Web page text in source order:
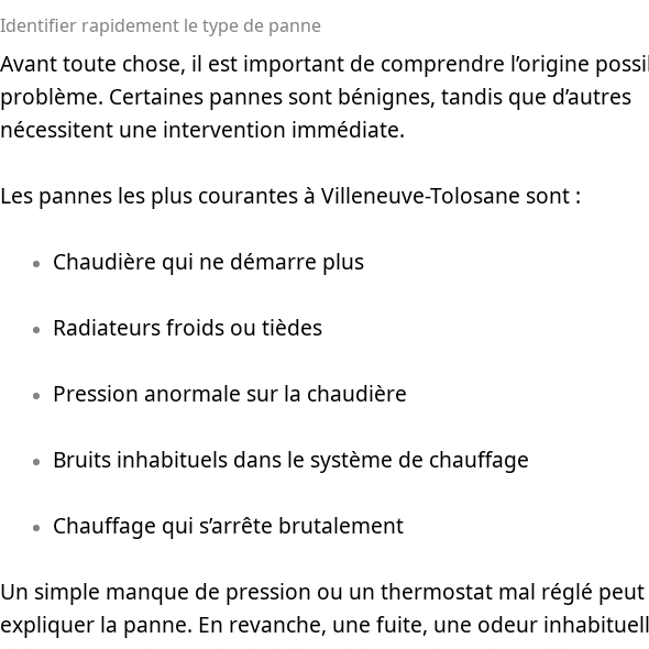
Identifier rapidement le type de panne
Avant toute chose, il est important de comprendre l’origine
problème. Certaines pannes sont bénignes, tandis que d’autres
nécessitent une intervention immédiate.
Les pannes les plus courantes à Villeneuve-Tolosane sont :
Chaudière qui ne démarre plus
Radiateurs froids ou tièdes
Pression anormale sur la chaudière
Bruits inhabituels dans le système de chauffage
Chauffage qui s’arrête brutalement
Un simple manque de pression ou un thermostat mal réglé
expliquer la panne. En revanche, une fuite, une odeur